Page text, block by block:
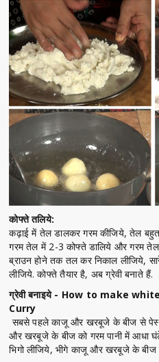
कोफ्ते तलिये:
कढ़ाई में तेल डालकर गरम कीजिये, तेल
गरम तेल में 2-3 कोफ्ते डालिये और गरम
ब्राउन होने तक तल कर निकाल लीजिये,
लीजिये. कोफ्ते तैयार है, अब ग्रेवी बनाते हैं.
ग्रेवी बनाइये - How to make
Curry
सबसे पहले काजू और खरबूजे के बीज से
और खरबूजे के बीज को गरम पानी में आधा घंटे
भिगो लीजिये, भीगे काजू और खरबूजे के बीज